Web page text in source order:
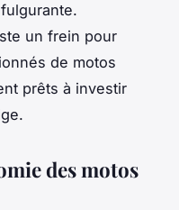
un frein pour
de motos
prêts à investir
des motos